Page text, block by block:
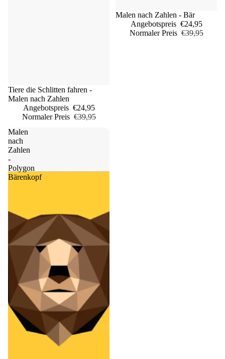
Sale
Tiere die Schlitten fahren -
Malen nach Zahlen
Angebotspreis €24,95
Normaler Preis €39,95
Sale
Malen nach Zahlen - Bär
Angebotspreis €24,95
Normaler Preis €39,95
Malen
nach
Zahlen
-
Polygon
Bärenkopf